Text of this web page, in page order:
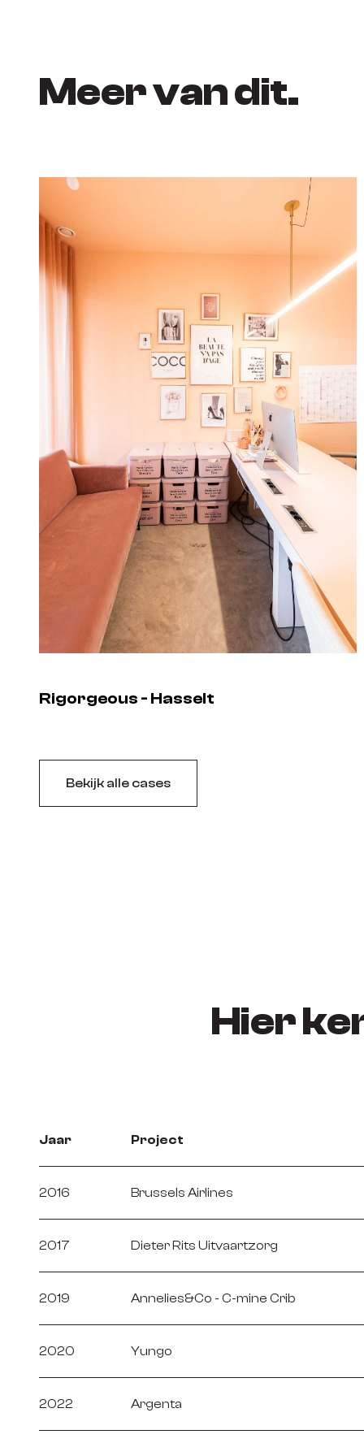
Meer van dit.
Rigorgeous - Hasselt
Bekijk alle cases
Hier
Jaar Project
2016 Brussels Airlines
2017 Dieter Rits Uitvaartzorg
2019 Annelies&Co - C-mine Crib
2020 Yungo
2022 Argenta